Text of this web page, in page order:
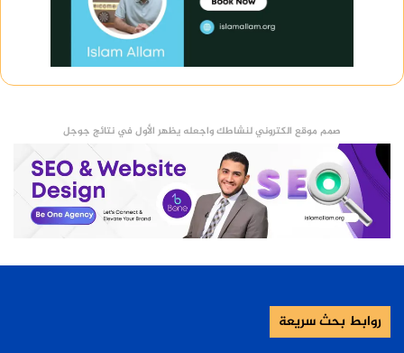
صمم موقع الكتروني لنشاطك واجعله يظهر الأول في نتائج جوجل
روابط بحث سريعة